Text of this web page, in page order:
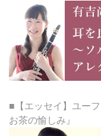
■【エッセイ】ユー
お茶の愉しみ』